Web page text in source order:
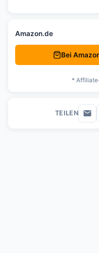
Amazon.de
Bei
*
TEILEN